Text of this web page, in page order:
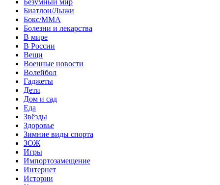
Биатлон/Лыжи
Бокс/MMA
Болезни и лекарства
В мире
В России
Вещи
Военные новости
Волейбол
Гаджеты
Дети
Дом и сад
Еда
Звёзды
Здоровье
Зимние виды спорта
ЗОЖ
Игры
Импортозамещение
Интернет
Истории